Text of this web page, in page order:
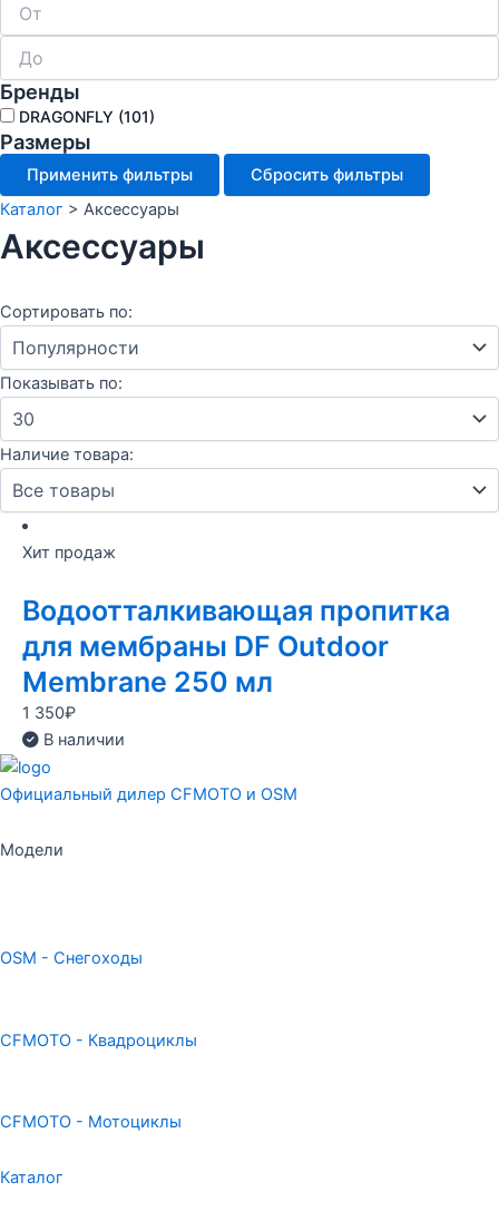
Бренды
DRAGONFLY (101)
Размеры
Применить фильтры
Сбросить фильтры
Каталог > Аксессуары
Аксессуары
Сортировать по:
Показывать по:
Наличие товара:
Хит продаж
Водоотталкивающая пропитка
для мембраны DF Outdoor
Membrane 250 мл
1 350₽
В наличии
Официальный дилер CFMOTO и OSM
Модели
OSM - Снегоходы
CFMOTO - Квадроциклы
CFMOTO - Мотоциклы
Каталог